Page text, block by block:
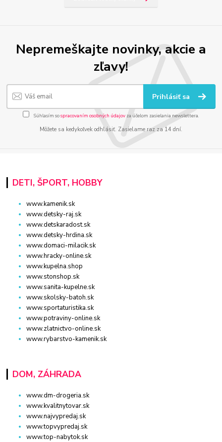
Nepremeškajte novinky, akcie a
zľavy!
Prihlásiť sa
Súhlasím sospracovaním osobných údajov za účelom zasielania newslettera.
Môžete sa kedykoľvek odhlásiť. Zasielame raz za 14 dní.
DETI, ŠPORT, HOBBY
www.kamenik.sk
www.detsky-raj.sk
www.detskaradost.sk
www.detsky-hrdina.sk
www.domaci-milacik.sk
www.hracky-online.sk
www.kupelna.shop
www.stonshop.sk
www.sanita-kupelne.sk
www.skolsky-batoh.sk
www.sportaturistika.sk
www.potraviny-online.sk
www.zlatnictvo-online.sk
www.rybarstvo-kamenik.sk
DOM, ZÁHRADA
www.dm-drogeria.sk
www.kvalitnytovar.sk
www.najvypredaj.sk
www.topvypredaj.sk
www.top-nabytok.sk